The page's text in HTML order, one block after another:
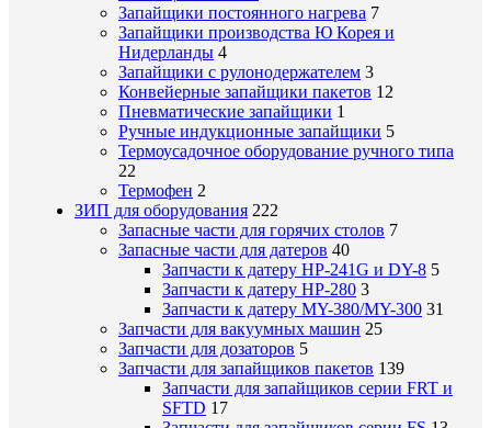
Запайщики постоянного нагрева 7
Запайщики производства Ю Корея и
Нидерланды 4
Запайщики с рулонодержателем 3
Конвейерные запайщики пакетов 12
Пневматические запайщики 1
Ручные индукционные запайщики 5
Термоусадочное оборудование ручного типа
22
Термофен 2
ЗИП для оборудования 222
Запасные части для горячих столов 7
Запасные части для датеров 40
Запчасти к датеру HP-241G и DY-8 5
Запчасти к датеру HP-280 3
Запчасти к датеру MY-380/MY-300 31
Запчасти для вакуумных машин 25
Запчасти для дозаторов 5
Запчасти для запайщиков пакетов 139
Запчасти для запайщиков серии FRT и
SFTD 17